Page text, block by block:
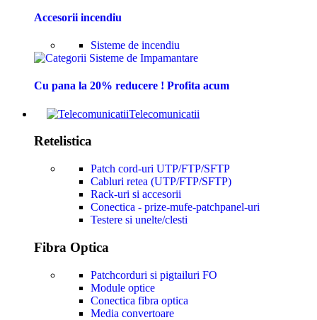
Accesorii incendiu
Sisteme de incendiu
Cu pana la 20% reducere ! Profita acum
Telecomunicatii
Retelistica
Patch cord-uri UTP/FTP/SFTP
Cabluri retea (UTP/FTP/SFTP)
Rack-uri si accesorii
Conectica - prize-mufe-patchpanel-uri
Testere si unelte/clesti
Fibra Optica
Patchcorduri si pigtailuri FO
Module optice
Conectica fibra optica
Media convertoare